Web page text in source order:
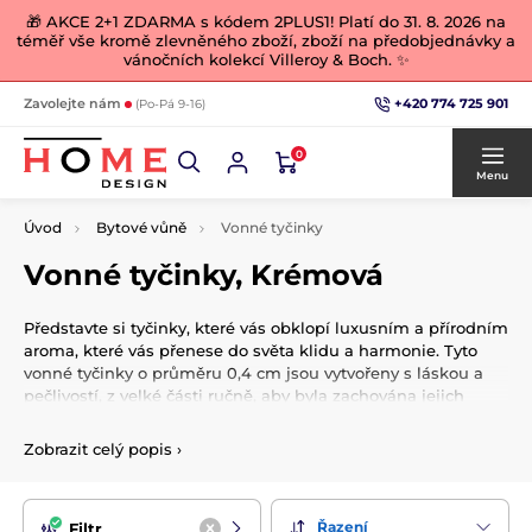
🎁 AKCE 2+1 ZDARMA s kódem 2PLUS1! Platí do 31. 8. 2026 na
téměř vše kromě zlevněného zboží, zboží na předobjednávky a
vánočních kolekcí Villeroy & Boch. ✨
Zavolejte nám (Po-Pá 9-16) +420 774 725 901
0
Menu
Úvod Bytové vůně Vonné tyčinky
Vonné tyčinky, Krémová
Představte si tyčinky, které vás obklopí luxusním a přírodním
aroma, které vás přenese do světa klidu a harmonie. Tyto
vonné tyčinky o průměru 0,4 cm jsou vytvořeny s láskou a
pečlivostí, z velké části ručně, aby byla zachována jejich
Při jejich výrobě byly použity pouze
těchto malých zázraků jebambusa ovoněný dřevěný prach,
který je bohatý na originální a autentické vonné esence. Tato
Zobrazit celý popis ›
Filtr Řazení